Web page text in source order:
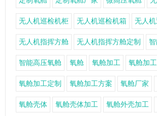
无人机巡检机柜 无人机巡检机箱 无人
无人机指挥方舱 无人机指挥方舱定制
智能高压氧舱 氧舱 氧舱加工 氧舱加
氧舱加工定制 氧舱加工方案 氧舱厂家
氧舱壳体 氧舱壳体加工 氧舱外壳加工